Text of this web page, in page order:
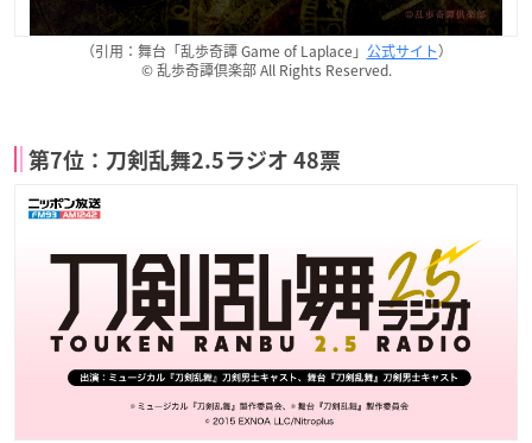
（引用：舞台「乱歩奇譚 Game of Laplace」 公式サイト）
© 乱歩奇譚倶楽部 All Rights Reserved.
第7位：刀剣乱舞2.5ラジオ 48票